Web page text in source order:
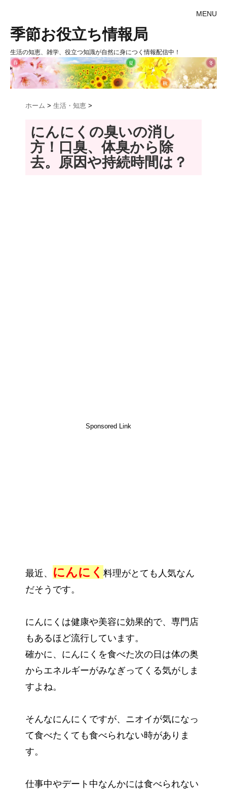
MENU
季節お役立ち情報局
生活の知恵、雑学、役立つ知識が自然に身につく情報配信中！
ホーム > 生活・知恵 >
にんにくの臭いの消し
方！口臭、体臭から除
去。原因や持続時間は？
Sponsored Link
最近、 にんにく 料理がとても人気なん
だそうです。
にんにくは健康や美容に効果的で、専門店
もあるほど流行しています。
確かに、にんにくを食べた次の日は体の奥
からエネルギーがみなぎってくる気がしま
すよね。
そんなにんにくですが、ニオイが気になっ
て食べたくても食べられない時がありま
す。
仕事中やデート中なんかには食べられない